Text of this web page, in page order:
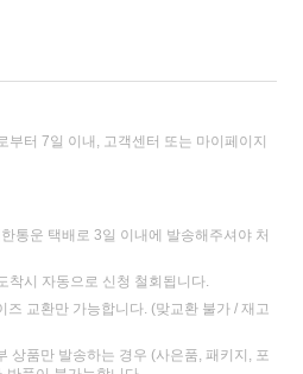
부터 7일 이내, 고객센터 또는 마이페이지
통운 택배로 3일 이내에 발송해주셔야 처
착시 자동으로 신청 철회됩니다.
즈 교환만 가능합니다. (맞교환 불가 / 재고
상품만 발송하는 경우 (사은품, 패키지, 포